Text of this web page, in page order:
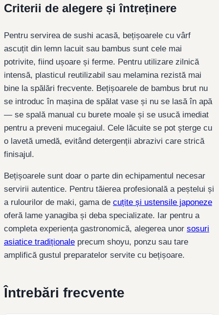
Criterii de alegere și întreținere
Pentru servirea de sushi acasă, bețișoarele cu vârf
ascuțit din lemn lacuit sau bambus sunt cele mai
potrivite, fiind ușoare și ferme. Pentru utilizare zilnică
intensă, plasticul reutilizabil sau melamina rezistă mai
bine la spălări frecvente. Bețișoarele de bambus brut nu
se introduc în mașina de spălat vase și nu se lasă în apă
— se spală manual cu burete moale și se usucă imediat
pentru a preveni mucegaiul. Cele lăcuite se pot șterge cu
o lavetă umedă, evitând detergenții abrazivi care strică
finisajul.
Bețișoarele sunt doar o parte din echipamentul necesar
servirii autentice. Pentru tăierea profesională a peștelui și
a rulourilor de maki, gama de cuțite și ustensile japoneze
oferă lame yanagiba și deba specializate. Iar pentru a
completa experiența gastronomică, alegerea unor sosuri
asiatice tradiționale precum shoyu, ponzu sau tare
amplifică gustul preparatelor servite cu bețișoare.
Întrebări frecvente